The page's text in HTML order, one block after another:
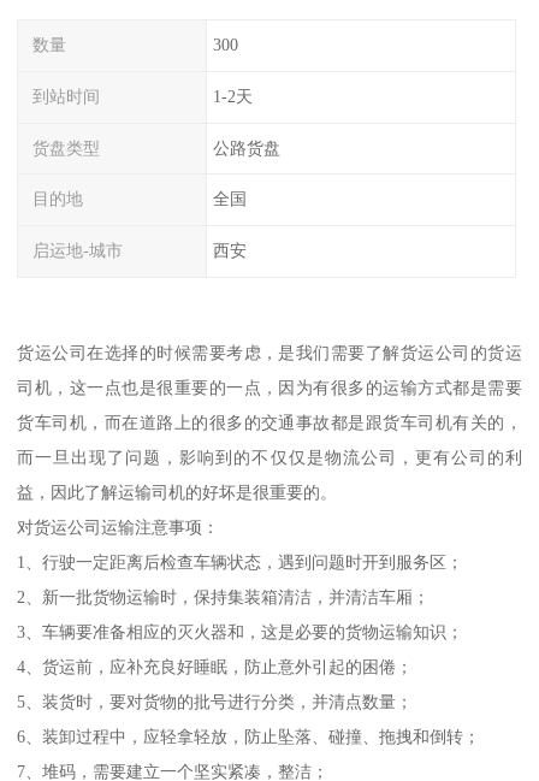
数量 300
到站时间 1-2天
货盘类型 公路货盘
目的地 全国
启运地-城市 西安
货运公司在选择的时候需要考虑，是我们需要了解货运公司的货运
司机，这一点也是很重要的一点，因为有很多的运输方式都是需要
货车司机，而在道路上的很多的交通事故都是跟货车司机有关的，
而一旦出现了问题，影响到的不仅仅是物流公司，更有公司的利
益，因此了解运输司机的好坏是很重要的。
对货运公司运输注意事项：
1、行驶一定距离后检查车辆状态，遇到问题时开到服务区；
2、新一批货物运输时，保持集装箱清洁，并清洁车厢；
3、车辆要准备相应的灭火器和，这是必要的货物运输知识；
4、货运前，应补充良好睡眠，防止意外引起的困倦；
5、装货时，要对货物的批号进行分类，并清点数量；
6、装卸过程中，应轻拿轻放，防止坠落、碰撞、拖拽和倒转；
7、堆码，需要建立一个坚实紧凑，整洁；